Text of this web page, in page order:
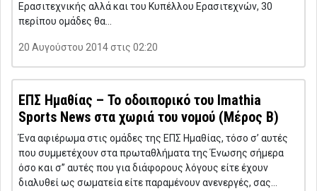
Ερασιτεχνικής αλλά και του Κυπέλλου Ερασιτεχνών, 30
περίπου ομάδες θα…
20 Αυγούστου 2014 στις 02:20
ΕΠΣ Ημαθίας – Το οδοιπορικό του Imathia
Sports News στα χωριά του νομού (Μέρος B)
Ένα αφιέρωμα στις ομάδες της ΕΠΣ Ημαθίας, τόσο σ’ αυτές
που συμμετέχουν στα πρωταθλήματα της Ένωσης σήμερα
όσο και σ” αυτές που για διάφορους λόγους είτε έχουν
διαλυθεί ως σωματεία είτε παραμένουν ανενεργές, σας…